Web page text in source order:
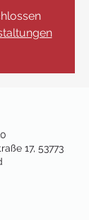
17, 53773